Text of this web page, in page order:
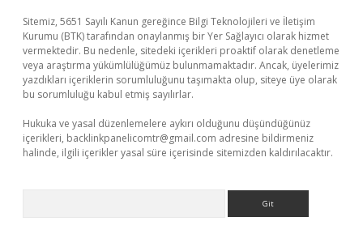
Sitemiz, 5651 Sayılı Kanun gereğince Bilgi Teknolojileri ve İletişim
Kurumu (BTK) tarafından onaylanmış bir Yer Sağlayıcı olarak hizmet
vermektedir. Bu nedenle, sitedeki içerikleri proaktif olarak denetleme
veya araştırma yükümlülüğümüz bulunmamaktadır. Ancak, üyelerimiz
yazdıkları içeriklerin sorumluluğunu taşımakta olup, siteye üye olarak
bu sorumluluğu kabul etmiş sayılırlar.
Hukuka ve yasal düzenlemelere aykırı olduğunu düşündüğünüz
içerikleri, backlinkpanelicomtr@gmail.com adresine bildirmeniz
halinde, ilgili içerikler yasal süre içerisinde sitemizden kaldırılacaktır.